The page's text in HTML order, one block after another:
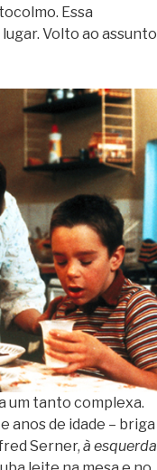
Essa
Volto ao assunto
um tanto complexa.
anos de idade – briga
Serner, à esquerda